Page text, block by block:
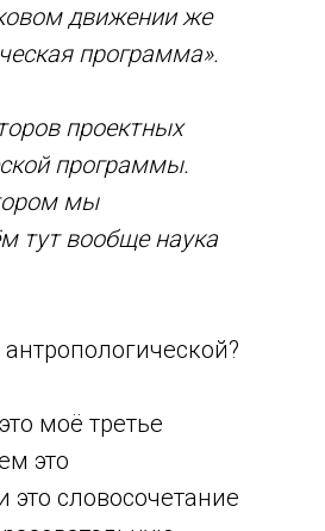
движении же
программа».
проектных
программы.
мы
тут вообще наука
моё третье
это
это словосочетание